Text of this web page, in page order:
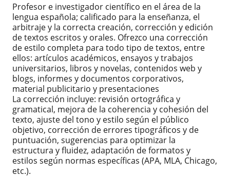
Profesor e investigador científico en el área de la
lengua española; calificado para la enseñanza, el
arbitraje y la correcta creación, corrección y edición
de textos escritos y orales. Ofrezco una corrección
de estilo completa para todo tipo de textos, entre
ellos: artículos académicos, ensayos y trabajos
universitarios, libros y novelas, contenidos web y
blogs, informes y documentos corporativos,
material publicitario y presentaciones
La corrección incluye: revisión ortográfica y
gramatical, mejora de la coherencia y cohesión del
texto, ajuste del tono y estilo según el público
objetivo, corrección de errores tipográficos y de
puntuación, sugerencias para optimizar la
estructura y fluidez, adaptación de formatos y
estilos según normas específicas (APA, MLA, Chicago,
etc.).